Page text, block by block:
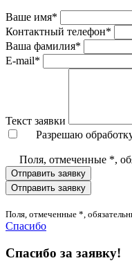
Ваше имя*
Контактный телефон*
Ваша фамилия*
E-mail*
Текст заявки
Разрешаю
Поля, отмеченные *,
Отправить заявку
Отправить заявку
Поля, отмеченные *,
Спасибо
Спасибо за заявку!